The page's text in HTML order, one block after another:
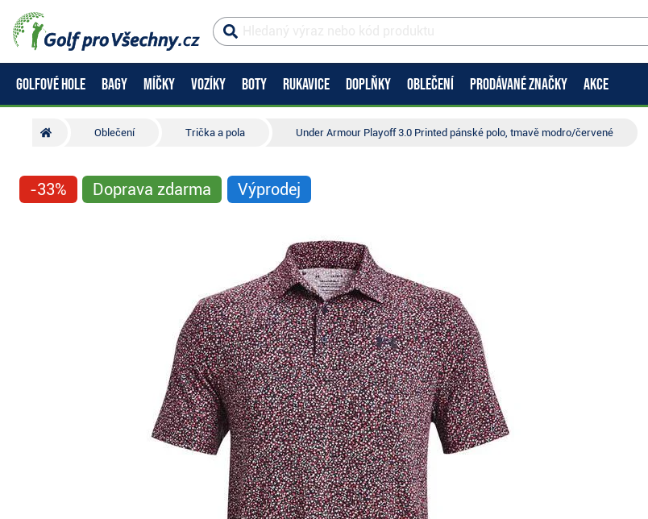
GOLFOVÉ HOLE BAGY MÍČKY VOZÍKY BOTY RUKAVICE DOPLŇKY OBLEČENÍ PRODÁVANÉ ZNAČKY AKCE
Oblečení Trička a pola Under Armour Playoff 3.0 Printed pánské polo, tmavě modro/červené
-33% Doprava zdarma Výprodej